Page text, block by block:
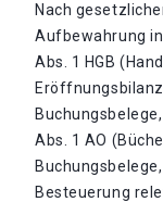
Nach
Aufbewahrung
Abs. 1 HGB
Abs. 1 AO
Besteuerung